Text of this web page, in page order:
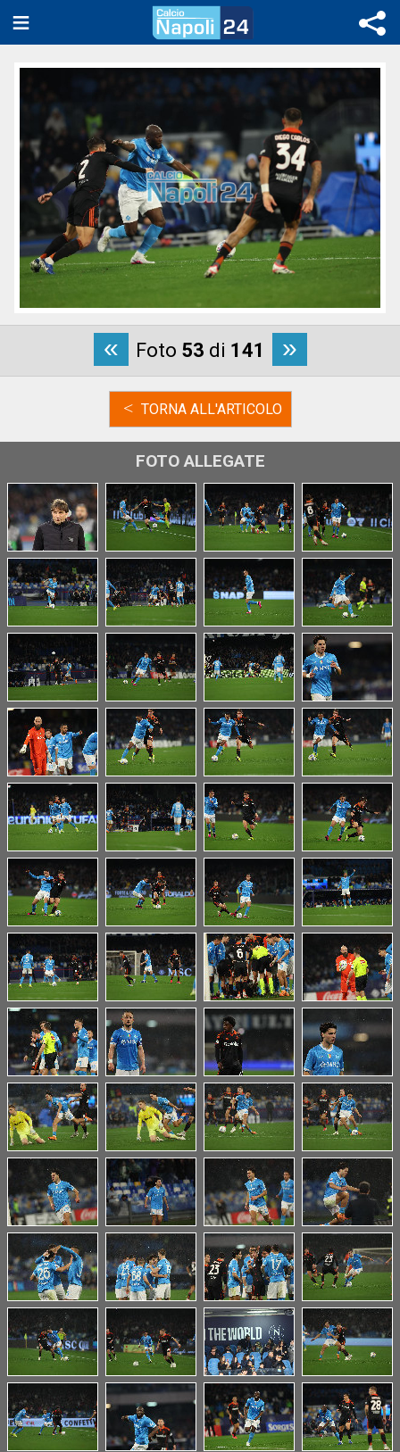
« Foto 53 di 141 »
< TORNA ALL'ARTICOLO
FOTO ALLEGATE